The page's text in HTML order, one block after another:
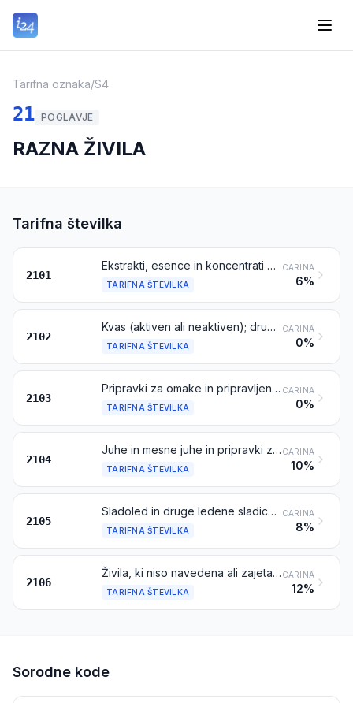
Tarifna oznaka/S4
21 POGLAVJE
RAZNA ŽIVILA
Tarifna številka
2101
Ekstrakti, esence in koncentrati kave, pravega čaja ali maté čaja in pripravki na osnovi teh proizvodov ali na osnovi kave, pravega čaja ali mate čaja; pražena cikorija in drugi praženi kavni nadomestki in njihovi ekstrakti, esence in koncentrati
TARIFNA ŠTEVILKA
CARINA
6%
2102
Kvas (aktiven ali neaktiven); drugi enocelični mikroorganizmi, mrtvi (razen cepiv iz tarifne številke 3002); pripravljeni pecilni praški
TARIFNA ŠTEVILKA
CARINA
0%
2103
Pripravki za omake in pripravljene omake; mešanice začimb in dišavne mešanice; gorčična moka in zdrob in pripravljena gorčica
TARIFNA ŠTEVILKA
CARINA
0%
2104
Juhe in mesne juhe in pripravki za te juhe; homogenizirani sestavljeni prehrambni proizvodi
TARIFNA ŠTEVILKA
CARINA
10%
2105
Sladoled in druge ledene sladice, ki vsebujejo kakav ali ne
TARIFNA ŠTEVILKA
CARINA
8%
2106
Živila, ki niso navedena ali zajeta na drugem mestu
TARIFNA ŠTEVILKA
CARINA
12%
Sorodne kode